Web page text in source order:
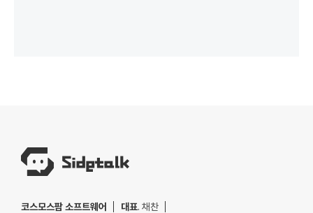
코스모스팜 소프트웨어 대표. 채찬